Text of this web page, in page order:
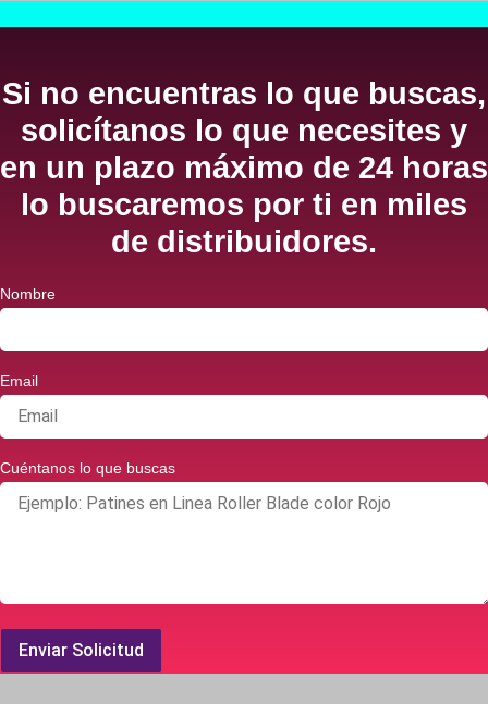
Si no encuentras lo que buscas,
solicítanos lo que necesites y
en un plazo máximo de 24 horas
lo buscaremos por ti en miles
de distribuidores.
Nombre
Email
Cuéntanos lo que buscas
Enviar Solicitud